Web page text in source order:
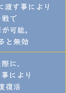
渡す事により
で
可能。
と無効
に、
により
復活